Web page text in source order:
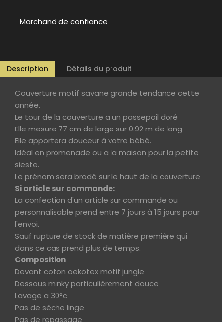
Marchand de confiance
Description Détails du produit
Couverture motif savane grande tendance cette
année.
Le tour de la couverture a un passepoil doré
Elle mesure 77 cm de large sur 0.92 m de long
Elle apportera douceur à votre bébé.
Idéal en promenade ou a la maison pour la petite
sieste.
Le prénom sera brodé sur le haut de la couverture
Si article sur commande:
La confection d'un article sur commande ou
personnalisable prend entre 7 jours à 15 jours pour
l'envoi.
Sauf rupture de stock de matière première qui
dans ce cas prend plus de temps.
Composition
Devant coton oekotex motif jungle
Dessous minky particulièrement douce
Lavage a 30°c
Pas de sèche linge
Pas de repassage